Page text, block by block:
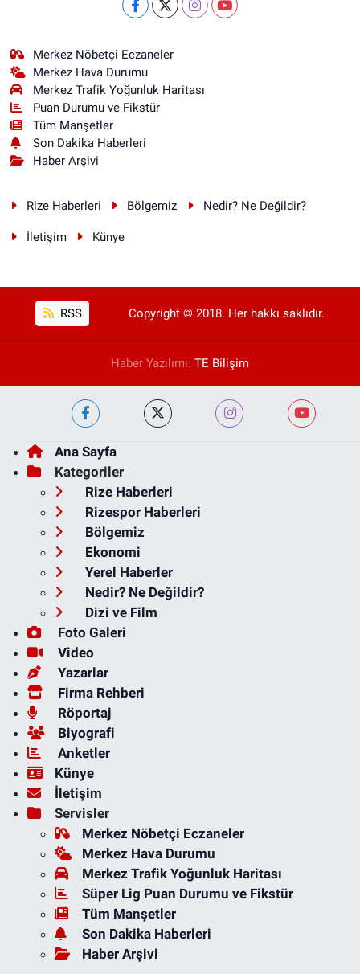
Merkez Nöbetçi Eczaneler
Merkez Hava Durumu
Merkez Trafik Yoğunluk Haritası
Puan Durumu ve Fikstür
Tüm Manşetler
Son Dakika Haberleri
Haber Arşivi
Rize Haberleri Bölgemiz Nedir? Ne Değildir?
İletişim Künye
RSS Copyright © 2018. Her hakkı saklıdır.
Haber Yazılımı: TE Bilişim
Ana Sayfa
Kategoriler
Rize Haberleri
Rizespor Haberleri
Bölgemiz
Ekonomi
Yerel Haberler
Nedir? Ne Değildir?
Dizi ve Film
Foto Galeri
Video
Yazarlar
Firma Rehberi
Röportaj
Biyografi
Anketler
Künye
İletişim
Servisler
Merkez Nöbetçi Eczaneler
Merkez Hava Durumu
Merkez Trafik Yoğunluk Haritası
Süper Lig Puan Durumu ve Fikstür
Tüm Manşetler
Son Dakika Haberleri
Haber Arşivi